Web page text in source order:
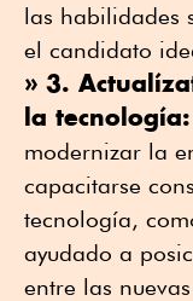
las habilidades
el candidato
» 3.
la tecnología:
modernizar la
capacitarse
tecnología,
ayudado a
entre las